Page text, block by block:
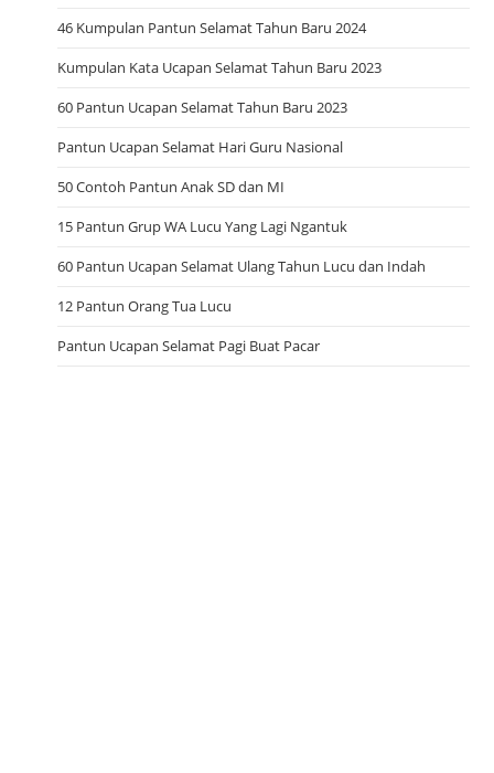
46 Kumpulan Pantun Selamat Tahun Baru 2024
Kumpulan Kata Ucapan Selamat Tahun Baru 2023
60 Pantun Ucapan Selamat Tahun Baru 2023
Pantun Ucapan Selamat Hari Guru Nasional
50 Contoh Pantun Anak SD dan MI
15 Pantun Grup WA Lucu Yang Lagi Ngantuk
60 Pantun Ucapan Selamat Ulang Tahun Lucu dan Indah
12 Pantun Orang Tua Lucu
Pantun Ucapan Selamat Pagi Buat Pacar